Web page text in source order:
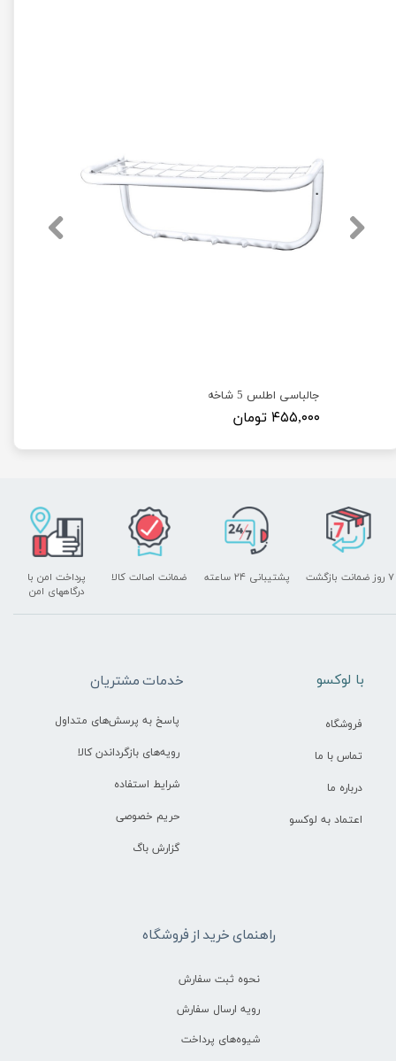
جالباسی اطلس 5 شاخه
۴۵۵,۰۰۰ تومان
پشتیبانی ۲۴ ساعته
پرداخت امن با
درگاههای امن
۷ روز ضمانت بازگشت ضمانت اصالت کالا
راهنمای خرید از فروشگاه
نحوه ثبت سفارش
رویه ارسال سفارش
شیوه‌های پرداخت
خدمات مشتریان
پاسخ به پرسش‌های متداول
رویه‌های بازگرداندن کالا
شرایط استفاده
حریم خصوصی
گزارش باگ
​با لوکسو
فروشگاه
تماس با ما
درباره ما
اعتماد به لوکسو